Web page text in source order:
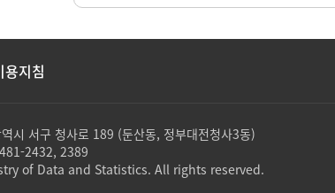
지침
시 서구 청사로 189 (둔산동, 정부대전청사3동)
2432, 2389
of Data and Statistics. All rights reserved.